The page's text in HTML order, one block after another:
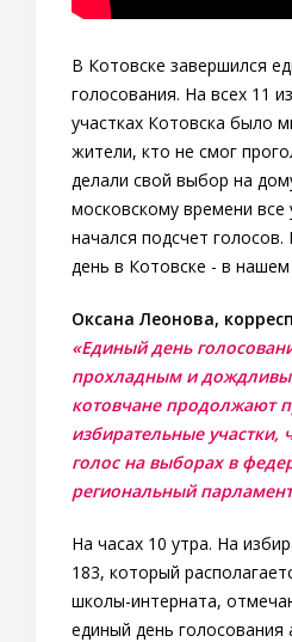
В Котовске завершился
голосования. На всех 11
участках Котовска было
жители, кто не смог
делали свой выбор на
московскому времени все
начался подсчет
день в Котовске - в
Оксана Леонова,
«Единый день
прохладным и
котовчане продолжают
избирательные участки,
голос на выборах в
региональный
На часах 10 утра. На
183, который
школы-интерната,
единый день